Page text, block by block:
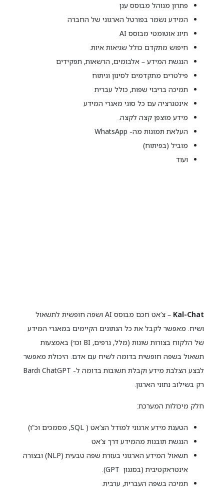
פתרון מנוהל מבוסס ענן
המידע נשמר בפורטל הארגוני של החברה
תיוג אוטומטי מבוסס AI
חיפוש מתקדם כולל שגיאות איות.
הנגשת המידע – אלבומים, הרשאות, תפקידים
פילטרים מתקדמים לסינון וניתוח
תמיכה בריבוי שפות, כולל עברית
אינטגרציה עם כל סוגי מאגרי המידע
מידע מוצפן קצה לקצה.
העלאת תמונות מה- WhatsApp
מוביל (בפיתוח)
ועוד
Kal-Chat
– צ’אט חכם מבוסס AI ושפה חופשית לתשאול
ושיח. מאפשר לקבל את כל הנתונים הקיימים במאגרי המידע
של הלקוח בצורות שונות (מלל, גרפים, BI וכו׳) באמצעות
תשאול בשפה חופשית בדומה לשיח עם אדם. היכולת מאפשר
לבצע הצלבת מידע וקבלת תשובות בדומה ל- ChatGPT וBard
רק בשילוב נתוני הארגון.
חלק מיכולות המערכת:
הטענת מידע ארגוני למודל הצ’אט ( SQL, מסמכים וכ”ו)
הנגשת תובנות מהמידע דרך צ’אט
תשאול המידע הארגוני בעזרת שפה טבעית (NLP) ובצורה
אינטראקטיבית (בסגנון GPT).
תמיכה בשפה העברית, ערבית.